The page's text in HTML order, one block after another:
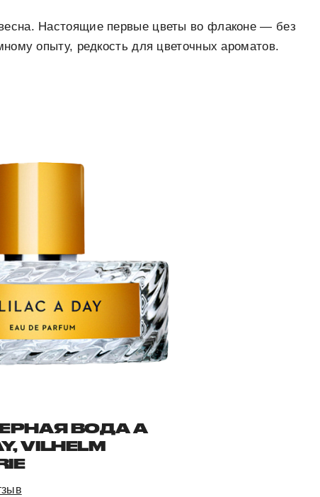
Настоящие первые цветы во флаконе — без
опыту, редкость для цветочных ароматов.
ВОДА A
VILHELM